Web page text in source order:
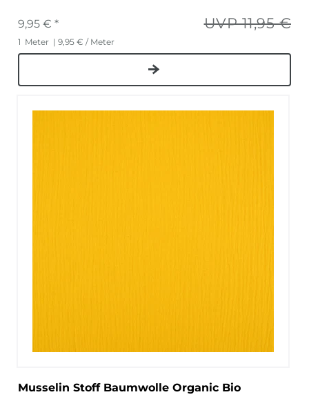
UVP 11,95 €
9,95 € *
1 Meter | 9,95 € / Meter
Musselin Stoff Baumwolle Organic Bio